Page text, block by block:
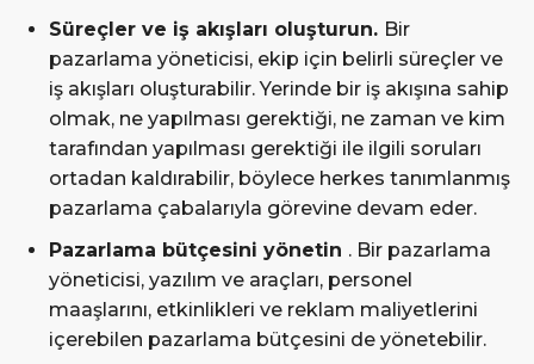
Süreçler ve iş akışları oluşturun. Bir
pazarlama yöneticisi, ekip için belirli süreçler ve
iş akışları oluşturabilir. Yerinde bir iş akışına sahip
olmak, ne yapılması gerektiği, ne zaman ve kim
tarafından yapılması gerektiği ile ilgili soruları
ortadan kaldırabilir, böylece herkes tanımlanmış
pazarlama çabalarıyla görevine devam eder.
Pazarlama bütçesini yönetin . Bir pazarlama
yöneticisi, yazılım ve araçları, personel
maaşlarını, etkinlikleri ve reklam maliyetlerini
içerebilen pazarlama bütçesini de yönetebilir.